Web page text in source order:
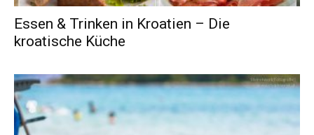
Essen & Trinken in Kroatien – Die
kroatische Küche